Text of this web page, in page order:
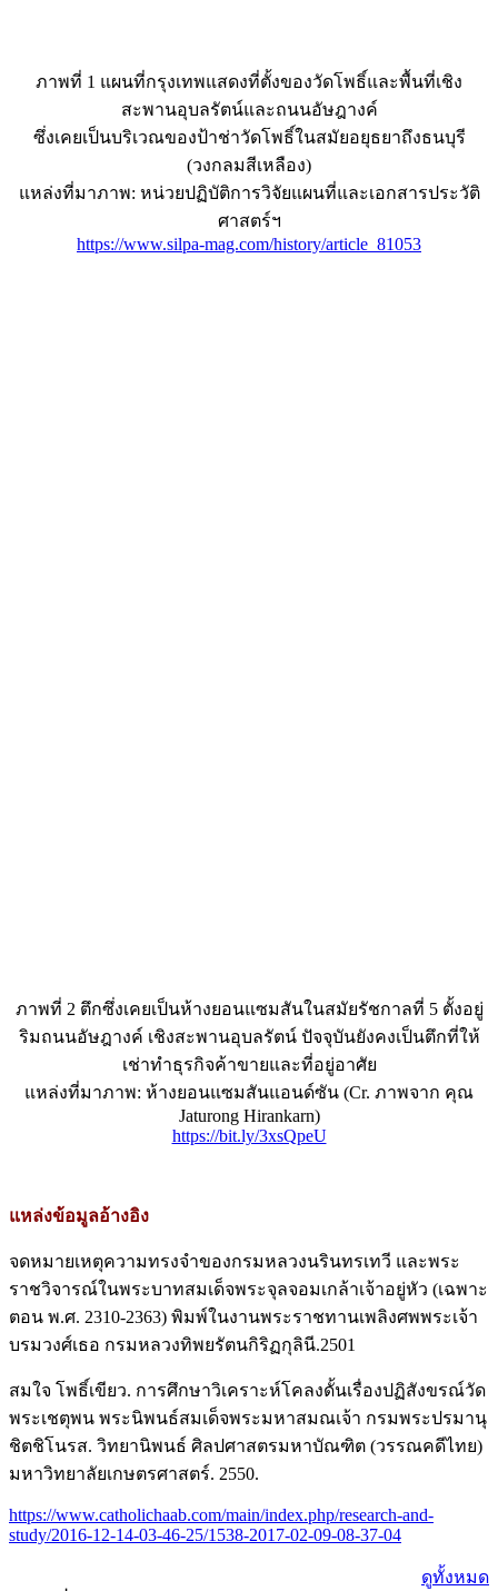
ภาพที่ 1 แผนที่กรุงเทพแสดงที่ตั้งของวัดโพธิ์และพื้นที่เชิง
สะพานอุบลรัตน์และถนนอัษฎางค์
ซึ่งเคยเป็นบริเวณของป้าช่าวัดโพธิ์ในสมัยอยุธยาถึงธนบุรี
(วงกลมสีเหลือง)
แหล่งที่มาภาพ: หน่วยปฏิบัติการวิจัยแผนที่และเอกสารประวัติ
ศาสตร์ฯ
https://www.silpa-mag.com/history/article_81053
ภาพที่ 2 ตึกซึ่งเคยเป็นห้างยอนแซมสันในสมัยรัชกาลที่ 5 ตั้งอยู่
ริมถนนอัษฎางค์ เชิงสะพานอุบลรัตน์ ปัจจุบันยังคงเป็นตึกที่ให้
เช่าทำธุรกิจค้าขายและที่อยู่อาศัย
แหล่งที่มาภาพ: ห้างยอนแซมสันแอนด์ซัน (Cr. ภาพจาก คุณ
Jaturong Hirankarn)
https://bit.ly/3xsQpeU
แหล่งข้อมูลอ้างอิง
จดหมายเหตุความทรงจำของกรมหลวงนรินทรเทวี และพระ
ราชวิจารณ์ในพระบาทสมเด็จพระจุลจอมเกล้าเจ้าอยู่หัว (เฉพาะ
ตอน พ.ศ. 2310-2363) พิมพ์ในงานพระราชทานเพลิงศพพระเจ้า
บรมวงศ์เธอ กรมหลวงทิพยรัตนกิริฏกุลินี.2501
สมใจ โพธิ์เขียว. การศึกษาวิเคราะห์โคลงดั้นเรื่องปฏิสังขรณ์วัด
พระเชตุพน พระนิพนธ์สมเด็จพระมหาสมณเจ้า กรมพระปรมานุ
ชิตชิโนรส. วิทยานิพนธ์ ศิลปศาสตรมหาบัณฑิต (วรรณคดีไทย)
มหาวิทยาลัยเกษตรศาสตร์. 2550.
https://www.catholichaab.com/main/index.php/research-and-
study/2016-12-14-03-46-25/1538-2017-02-09-08-37-04
ดูทั้งหมด